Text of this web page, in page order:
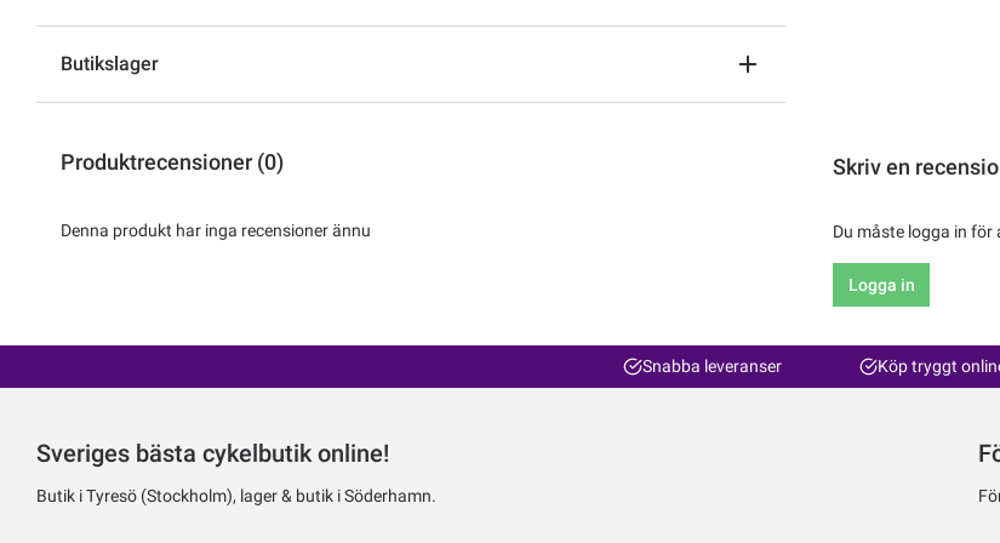
Butikslager
Produktrecensioner (0)
Denna produkt har inga recensioner ännu
Skriv en
Du måste logga in för
Logga in
Snabba leveranser Köp tryggt
Sveriges bästa cykelbutik online!
Butik i Tyresö (Stockholm), lager & butik i Söderhamn.